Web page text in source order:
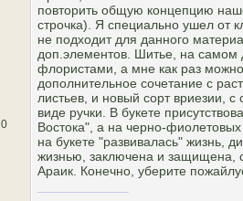
повторить общую концепцию
строчка). Я специально ушел от
не подходит для данного
доп.элементов. Шитье, на самом
флористами, а мне как раз
дополнительное сочетание с
листьев, и новый сорт вриезии,
виде ручки. В букете
Востока", а на черно-
на букете "развивалась" жизнь,
жизнью, заключена и
Араик. Конечно, уберите